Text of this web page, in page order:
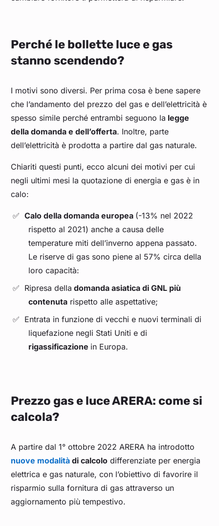
Perché le bollette luce e gas
stanno scendendo?
I motivi sono diversi. Per prima cosa è bene sapere
che l’andamento del prezzo del gas e dell’elettricità è
spesso simile perché entrambi seguono la legge
della domanda e dell’offerta. Inoltre, parte
dell’elettricità è prodotta a partire dal gas naturale.
Chiariti questi punti, ecco alcuni dei motivi per cui
negli ultimi mesi la quotazione di energia e gas è in
calo:
Calo della domanda europea (-13% nel 2022
rispetto al 2021) anche a causa delle
temperature miti dell’inverno appena passato.
Le riserve di gas sono piene al 57% circa della
loro capacità:
Ripresa della domanda asiatica di GNL più
contenuta rispetto alle aspettative;
Entrata in funzione di vecchi e nuovi terminali di
liquefazione negli Stati Uniti e di
rigassificazione in Europa.
Prezzo gas e luce ARERA: come si
calcola?
A partire dal 1° ottobre 2022 ARERA ha introdotto
nuove modalità di calcolo differenziate per energia
elettrica e gas naturale, con l’obiettivo di favorire il
risparmio sulla fornitura di gas attraverso un
aggiornamento più tempestivo.